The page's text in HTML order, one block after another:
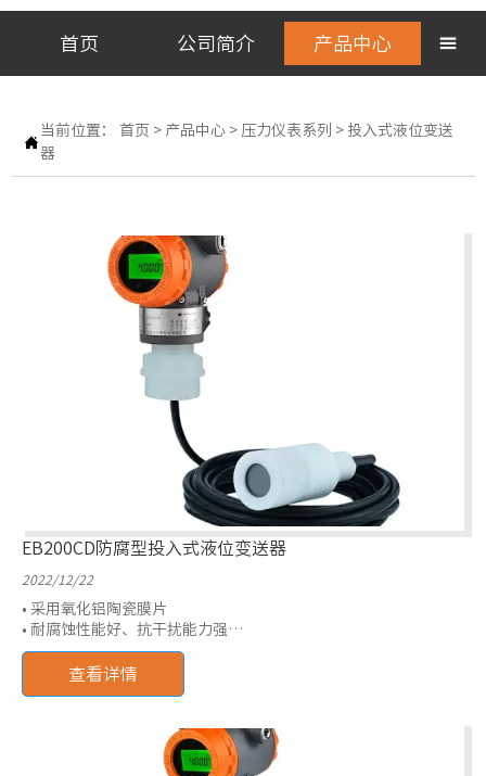
首页 公司简介 产品中心 

当前位置： 首页 > 产品中心 > 压力仪表系列 > 投入式液位变送
器
EB200CD防腐型投入式液位变送器
2022/12/22
• 采用氧化铝陶瓷膜片
• 耐腐蚀性能好、抗干扰能力强
• 温漂小、稳定性高
• 较高的测量精度和密封性
• 测量范围：0~1mH2O~100mH2O
查看详情